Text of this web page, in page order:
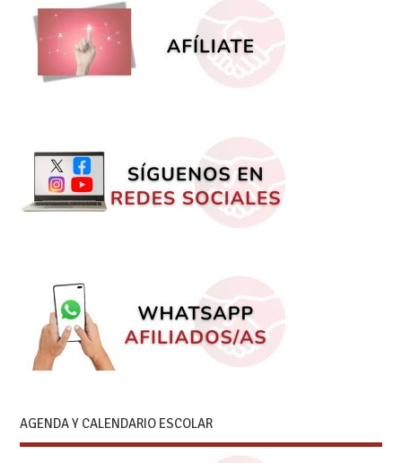
AGENDA Y CALENDARIO ESCOLAR